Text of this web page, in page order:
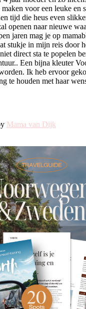
voor een leuke en
tijd die heus even
openen naar nieuwe
jaren mag je op
stukje in mijn reis door
direct sta te popelen
Een bijna kleuter
Ik heb ervoor
te houden met haar
Mama van Dijk